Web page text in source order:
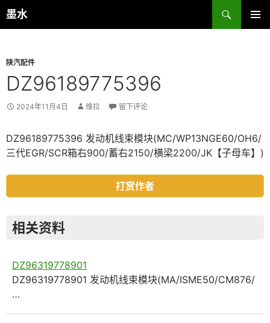
跳
至
墨水
搜
索
陕汽配件
DZ96189775396
2024年11月4日 维拉 留下评论
DZ96189775396 发动机线束模块(MC/WP13NGE60/OH6/
三代EGR/SCR箱右900/蓄右2150/横梁2200/JK【子母车】)
打赏作者
相关资料
DZ96319778901
DZ96319778901 发动机线束模块(MA/ISME50/CM876/
…